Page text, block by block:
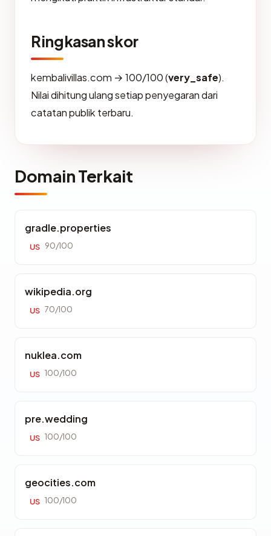
Ringkasan skor
kembalivillas.com → 100/100 (very_safe).
Nilai dihitung ulang setiap penyegaran dari
catatan publik terbaru.
Domain Terkait
gradle.properties
US 90/100
wikipedia.org
US 70/100
nuklea.com
US 100/100
pre.wedding
US 100/100
geocities.com
US 100/100